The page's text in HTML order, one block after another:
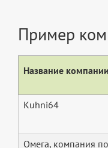
Пример
Название компании
Kuhni64
Омега, компания по